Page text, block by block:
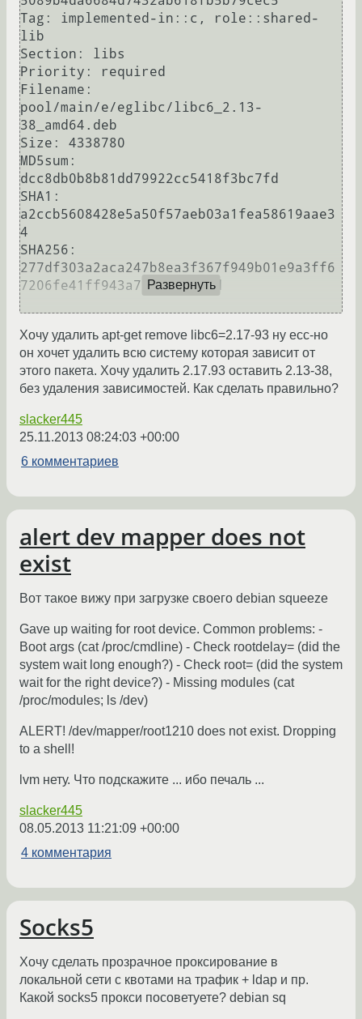
Tag: implemented-in::c, role::shared-
lib
Section: libs
Priority: required
Filename:
pool/main/e/eglibc/libc6_2.13-
38_amd64.deb
Size: 4338780
MD5sum:
dcc8db0b8b81dd79922cc5418f3bc7fd
SHA1:
a2ccb5608428e5a50f57aeb03a1fea58619aae3
4
SHA256:
277df303a2aca247b8ea3f367f949b01e9a3ff6
7206fe41ff943a7a6c93109ed
Развернуть
Хочу удалить apt-get remove libc6=2.17-93 ну есс-но
он хочет удалить всю систему которая зависит от
этого пакета. Хочу удалить 2.17.93 оставить 2.13-38,
без удаления зависимостей. Как сделать правильно?
slacker445
25.11.2013 08:24:03 +00:00
6 комментариев
alert dev mapper does not
exist
Вот такое вижу при загрузке своего debian squeeze
Gave up waiting for root device. Common problems: -
Boot args (cat /proc/cmdline) - Check rootdelay= (did the
system wait long enough?) - Check root= (did the system
wait for the right device?) - Missing modules (cat
/proc/modules; ls /dev)
ALERT! /dev/mapper/root1210 does not exist. Dropping
to a shell!
lvm нету. Что подскажите ... ибо печаль ...
slacker445
08.05.2013 11:21:09 +00:00
4 комментария
Socks5
Хочу сделать прозрачное проксирование в
локальной сети с квотами на трафик + ldap и пр.
Какой socks5 прокси посоветуете? debian sq